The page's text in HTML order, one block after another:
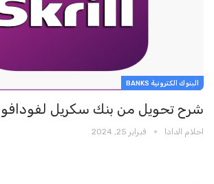
البنوك الكترونية BANKS
شرح تحويل من بنك سكريل
احلام الدادا فبراير 25, 2024